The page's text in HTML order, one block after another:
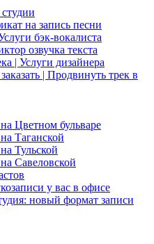
на запись песни
бэк-вокалиста
озвучка текста
| Услуги дизайнера
| Продвинуть трек в
Цветном бульваре
Таганской
Тульской
Савеловской
у вас в офисе
новый формат записи